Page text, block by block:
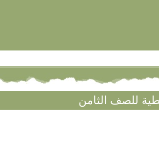
للصف الثامن